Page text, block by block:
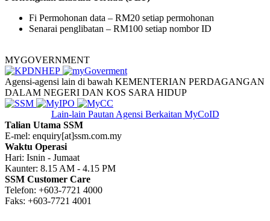
Fi Permohonan data – RM20 setiap permohonan
Senarai penglibatan – RM100 setiap nombor ID
MYGOVERNMENT
Agensi-agensi lain di bawah KEMENTERIAN PERDAGANGAN
DALAM NEGERI DAN KOS SARA HIDUP
Lain-lain Pautan Agensi Berkaitan MyCoID
Talian Utama SSM
E-mel: enquiry[at]ssm.com.my
Waktu Operasi
Hari: Isnin - Jumaat
Kaunter: 8.15 AM - 4.15 PM
SSM Customer Care
Telefon: +603-7721 4000
Faks: +603-7721 4001